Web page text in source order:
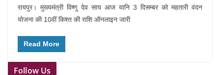
रायपुर। मुख्यमंत्री विष्णु देव साय आज यानि 3 दिसम्बर को महतारी वंदन
योजना की 10वीं किश्त की राशि ऑनलाइन जारी
Read More
Follow Us